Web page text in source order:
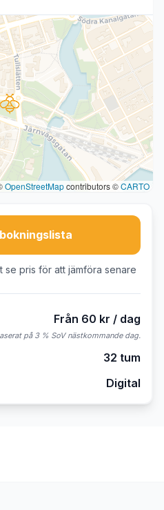
OpenStreetMapcontributors ©CARTO
se pris för att jämföra senare
Från 60 kr / dag
på 3 % SoV nästkommande dag.
32 tum
Digital